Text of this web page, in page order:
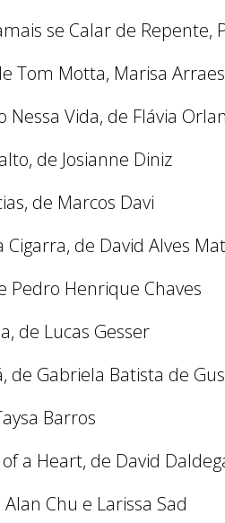
se Calar de
Tom Motta, Marisa Arraes
Nessa Vida, de Flávia
de Josianne Diniz
de Marcos Davi
Cigarra, de David Alves
Pedro Henrique Chaves
de Lucas Gesser
de Gabriela Batista de
Barros
a Heart, de David
Chu e Larissa Sad